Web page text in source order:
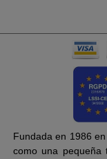
Fundada en 1986
como una pequeña